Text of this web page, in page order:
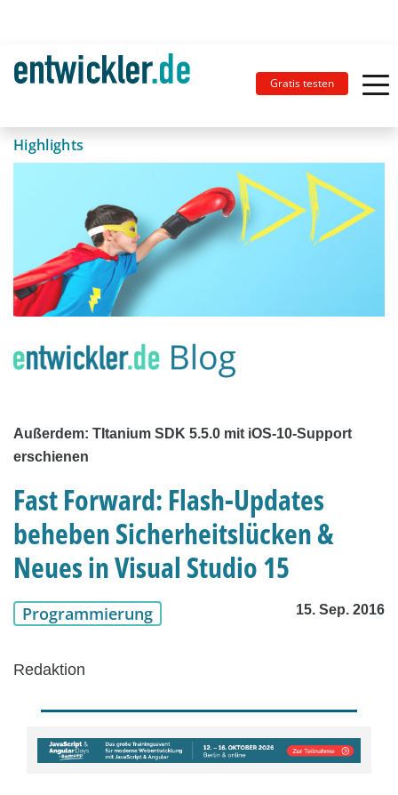
Gratis testen
Highlights
Außerdem: TItanium SDK 5.5.0 mit iOS-10-Support
erschienen
Fast Forward: Flash-Updates
beheben Sicherheitslücken &
Neues in Visual Studio 15
Programmierung 15. Sep. 2016
Redaktion